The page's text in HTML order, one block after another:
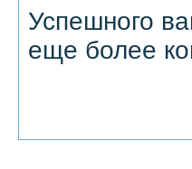
Успешного
еще более